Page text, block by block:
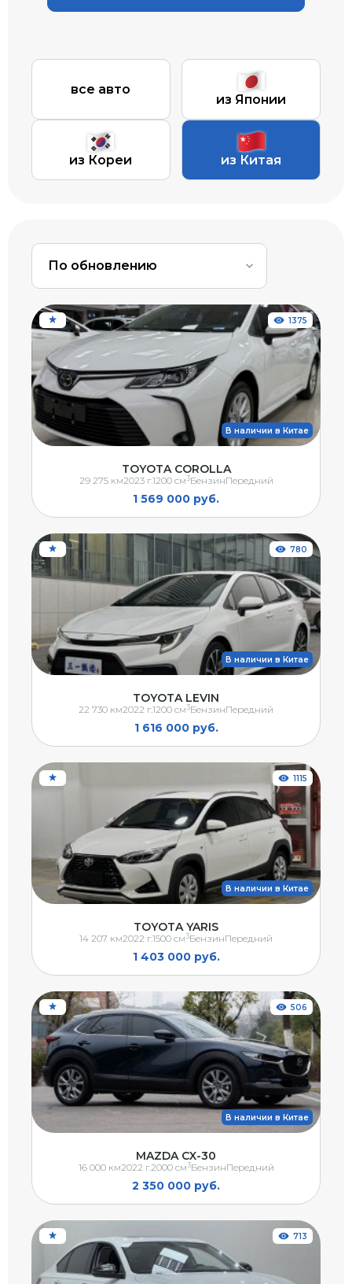
все авто
из Японии
из Кореи из Китая
По обновлению
В наличии в Китае
1375
TOYOTA COROLLA
1 569 000 руб.
29 275 км2023 г.1200 см3БензинПередний
В наличии в Китае
780
TOYOTA LEVIN
1 616 000 руб.
22 730 км2022 г.1200 см3БензинПередний
В наличии в Китае
1115
TOYOTA YARIS
1 403 000 руб.
14 207 км2022 г.1500 см3БензинПередний
В наличии в Китае
506
MAZDA CX-30
2 350 000 руб.
16 000 км2022 г.2000 см3БензинПередний
713